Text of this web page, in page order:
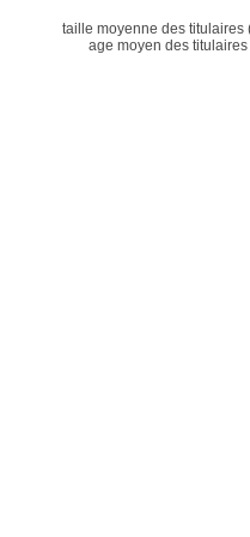
taille moyenne des titulaires
age moyen des titulaires